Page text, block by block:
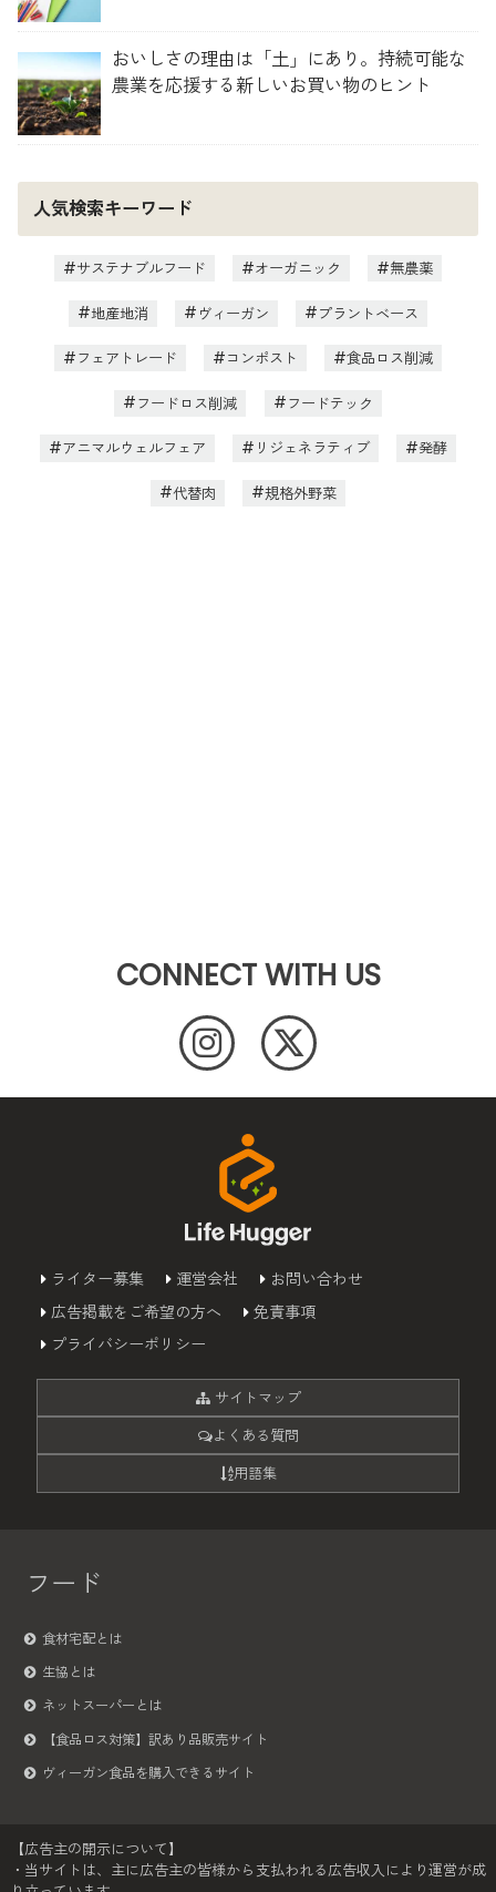
おいしさの理由は「土」にあり。持続可能な
農業を応援する新しいお買い物のヒント
人気検索キーワード
サステナブルフード オーガニック 無農薬
地産地消 ヴィーガン プラントベース
フェアトレード コンポスト 食品ロス削減
フードロス削減 フードテック
アニマルウェルフェア リジェネラティブ 発酵
代替肉 規格外野菜
CONNECT WITH US
ライター募集 運営会社
お問い合わせ
広告掲載をご希望の方へ
免責事項
プライバシーポリシー
サイトマップ
よくある質問
用語集
フード
食材宅配とは
生協とは
ネットスーパーとは
【食品ロス対策】訳あり品販売サイト
ヴィーガン食品を購入できるサイト
【広告主の開示について】
・当サイトは、主に広告主の皆様から支払われる広告収入により運営が成